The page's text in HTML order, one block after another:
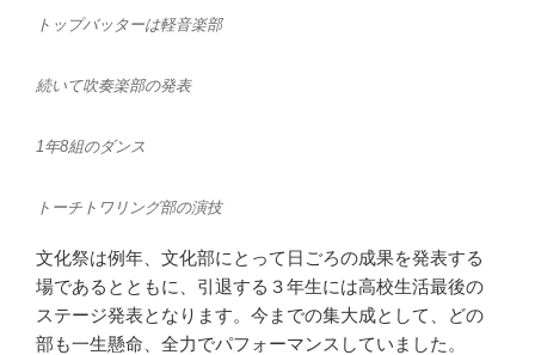
トップバッターは軽音楽部
続いて吹奏楽部の発表
1年8組のダンス
トーチトワリング部の演技
文化祭は例年、文化部にとって日ごろの成果を発表する
場であるとともに、引退する３年生には高校生活最後の
ステージ発表となります。今までの集大成として、どの
部も一生懸命、全力でパフォーマンスしていました。